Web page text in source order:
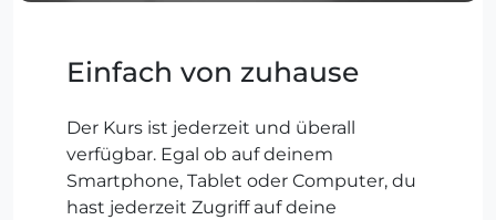
Einfach von zuhause
Der Kurs ist jederzeit und überall
verfügbar. Egal ob auf deinem
Smartphone, Tablet oder Computer, du
hast jederzeit Zugriff auf deine